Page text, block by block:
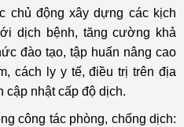
chủ động xây dựng các kịch
dịch bệnh, tăng cường khả
đào tạo, tập huấn nâng cao
cách ly y tế, điều trị trên địa
cập nhật cấp độ dịch.
công tác phòng, chống dịch: